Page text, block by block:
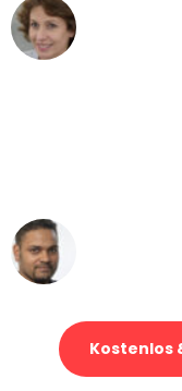
Kostenlos